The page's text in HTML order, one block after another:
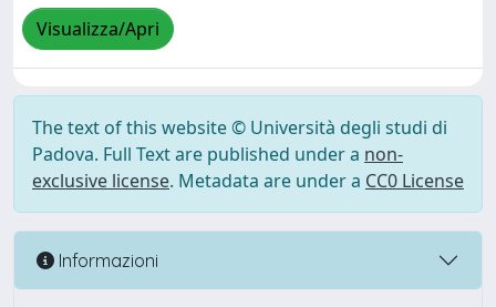
Visualizza/Apri
The text of this website © Università degli studi di
Padova. Full Text are published under a non-
exclusive license. Metadata are under a CC0 License
Informazioni